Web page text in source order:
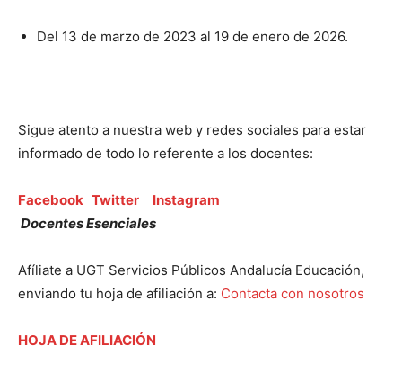
Del 13 de marzo de 2023 al 19 de enero de 2026.
Sigue atento a nuestra web y redes sociales para estar
informado de todo lo referente a los docentes:
Facebook Twitter
Instagram
Docentes Esenciales
Afíliate a UGT Servicios Públicos Andalucía Educación,
enviando tu hoja de afiliación a: Contacta con nosotros
HOJA DE AFILIACIÓN